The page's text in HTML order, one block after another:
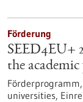
Förderung
SEED4EU+
the academic
Förderprogramm,
universities,